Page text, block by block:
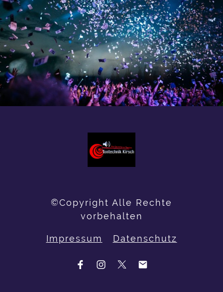
©Copyright Alle Rechte
vorbehalten
Impressum Datenschutz